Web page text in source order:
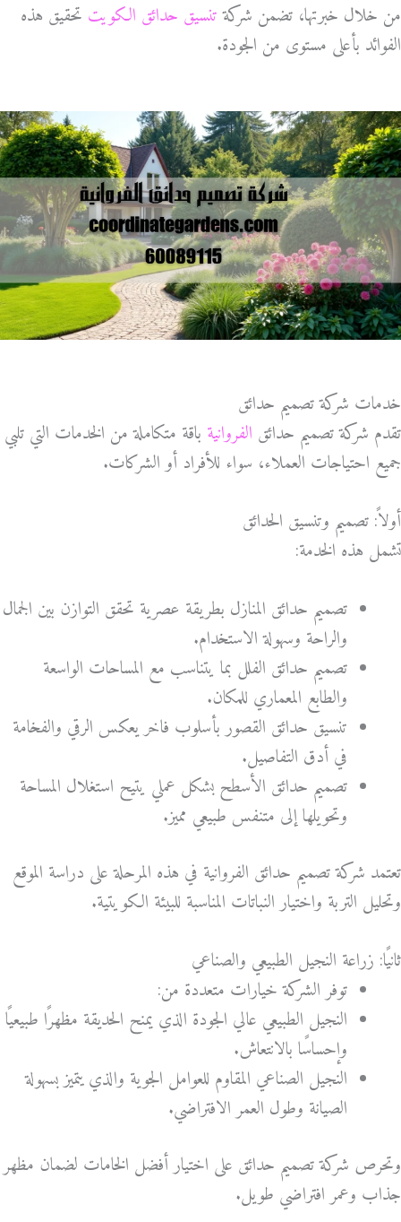
من خلال خبرتها، تضمن شركةتنسيق حدائق الكويت تحقيق هذه
الفوائد بأعلى مستوى من الجودة.
خدمات شركة تصميم حدائق
تقدم شركة تصميم حدائق الفروانية باقة متكاملة من الخدمات التي تلبي
جميع احتياجات العملاء، سواء للأفراد أو الشركات.
أولاً: تصميم وتنسيق الحدائق
تشمل هذه الخدمة:
تصميم حدائق المنازل بطريقة عصرية تحقق التوازن بين الجمال
والراحة وسهولة الاستخدام.
تصميم حدائق الفلل بما يتناسب مع المساحات الواسعة
والطابع المعماري للمكان.
تنسيق حدائق القصور بأسلوب فاخر يعكس الرقي والفخامة
في أدق التفاصيل.
تصميم حدائق الأسطح بشكل عملي يتيح استغلال المساحة
وتحويلها إلى متنفس طبيعي مميز.
تعتمد شركة تصميم حدائق الفروانية في هذه المرحلة على دراسة الموقع
وتحليل التربة واختيار النباتات المناسبة للبيئة الكويتية.
ثانيًا: زراعة النجيل الطبيعي والصناعي
توفر الشركة خيارات متعددة من:
النجيل الطبيعي عالي الجودة الذي يمنح الحديقة مظهرًا طبيعيًا
وإحساسًا بالانتعاش.
النجيل الصناعي المقاوم للعوامل الجوية والذي يتميز بسهولة
الصيانة وطول العمر الافتراضي.
وتحرص شركة تصميم حدائق على اختيار أفضل الخامات لضمان مظهر
جذاب وعمر افتراضي طويل.